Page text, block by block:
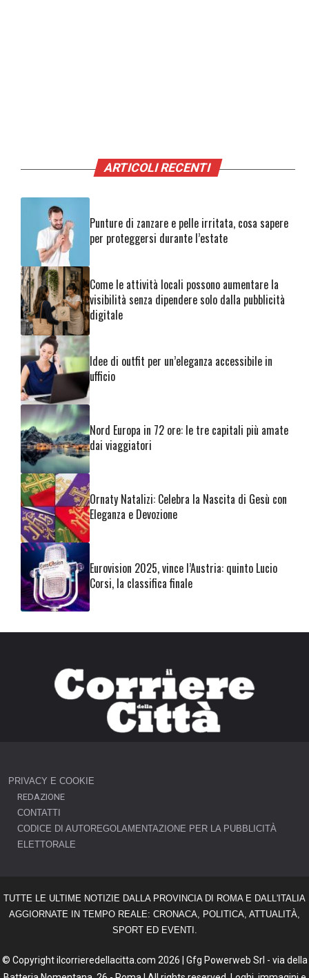
ARTICOLI RECENTI
Punture di zanzare e pelle irritata, cosa sapere
per proteggersi durante l’estate
Come le attività locali possono aumentare la
visibilità senza dipendere solo dalla pubblicità
digitale
Idee di outfit per un’eleganza accessibile in
ufficio
Nord Europa in 72 ore: le tre capitali più amate
dai viaggiatori
Ornaty Natalizi: Celebra la Nascita di Gesù con
Eleganza e Devozione
Eurovision 2025, vince l’Austria: quinto Lucio
Corsi, la classifica finale
PRIVACY E COOKIE
REDAZIONE
CONTATTI
CODICE DI AUTOREGOLAMENTAZIONE PER LA PUBBLICITÀ
ELETTORALE
TUTTE LE ULTIME NOTIZIE DALLA PROVINCIA DI ROMA E DALL'ITALIA
AGGIORNATE IN TEMPO REALE: CRONACA, POLITICA, ATTUALITÀ,
SPORT ED EVENTI.
© Copyright ilcorrieredellacitta.com 2026 | Gfg Powerweb Srl - via della